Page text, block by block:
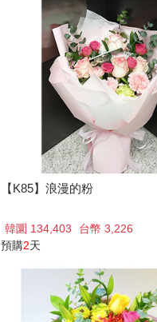
【K85】浪漫的粉
韓圜 134,403
台幣 3,226
預購2天